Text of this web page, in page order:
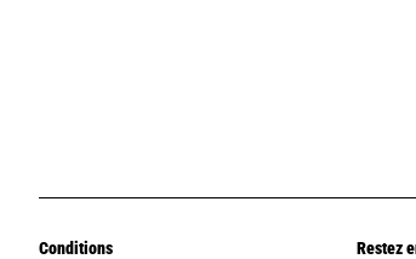
Conditions Restez